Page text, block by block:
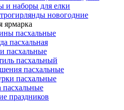
и наборы для елки
новогодние
ярмарка
пасхальные
пасхальная
пасхальные
пасхальный
пасхальные
пасхальные
пасхальные
праздников